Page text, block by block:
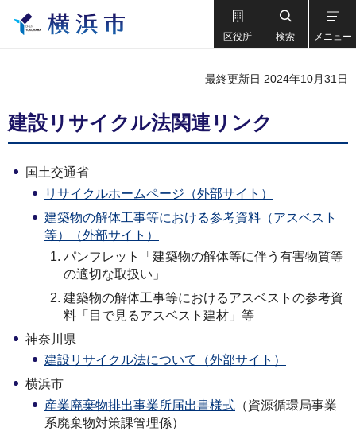
区役所 検索 メニュー
最終更新日 2024年10月31日
建設リサイクル法関連リンク
国土交通省
リサイクルホームページ（外部サイト）
建築物の解体工事等における参考資料（アスベスト
等）（外部サイト）
パンフレット「建築物の解体等に伴う有害物質等
の適切な取扱い」
建築物の解体工事等におけるアスベストの参考資
料「目で見るアスベスト建材」等
神奈川県
建設リサイクル法について（外部サイト）
横浜市
産業廃棄物排出事業所届出書様式 （資源循環局事業
系廃棄物対策課管理係）